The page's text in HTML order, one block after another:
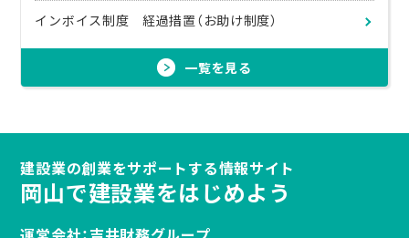
インボイス制度 経過措置（お助け制度）
一覧を見る
建設業の創業をサポートする情報サイト
岡山で建設業をはじめよう